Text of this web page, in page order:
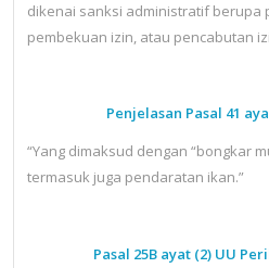
dikenai sanksi administratif berupa
pembekuan izin, atau pencabutan
Penjelasan Pasal 41
“Yang dimaksud dengan “bongkar
termasuk juga pendaratan ikan.”
Pasal 25B ayat (2) UU